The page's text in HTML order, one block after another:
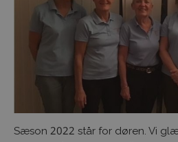
Sæson 2022 står for døren. Vi